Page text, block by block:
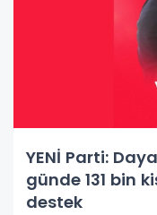
YENİ Parti:
günde 131 bin
destek